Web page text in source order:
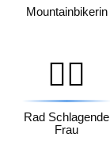
Mountainbikerin
🤸‍♀️
Rad Schlagende
Frau